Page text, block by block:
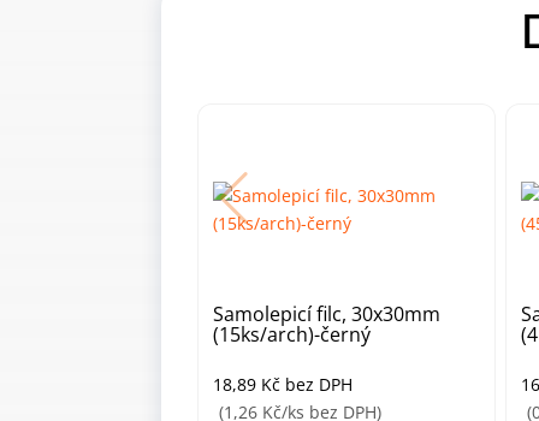
Samolepicí filc, 30x30mm
(15ks/arch)-černý
18,89 Kč bez DPH
(1,26 Kč/ks bez DPH)